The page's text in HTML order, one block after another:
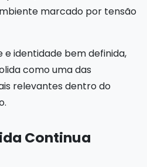
marcado por tensão
identidade bem definida,
como uma das
relevantes dentro do
Continua